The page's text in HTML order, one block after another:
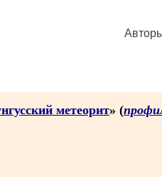
метеорит» (